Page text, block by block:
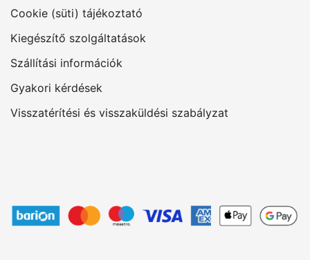
Cookie (süti) tájékoztató
Kiegészítő szolgáltatások
Szállítási információk
Gyakori kérdések
Visszatérítési és visszaküldési szabályzat